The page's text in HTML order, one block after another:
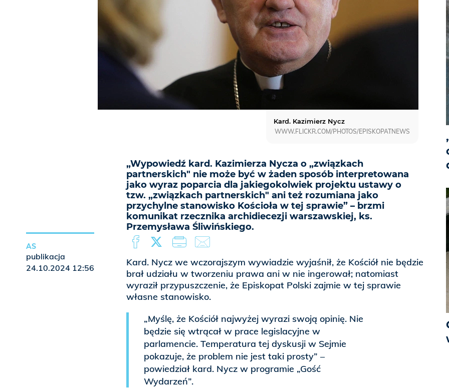
„Wypowiedź kard. Kazimierza Nycza o „związkach
partnerskich" nie może być w żaden sposób interpretowana
jako wyraz poparcia dla jakiegokolwiek projektu ustawy o
tzw. „związkach partnerskich" ani też rozumiana jako
przychylne stanowisko Kościoła w tej sprawie” – brzmi
komunikat rzecznika archidiecezji warszawskiej, ks.
Przemysława Śliwińskiego.
Kard. Kazimierz Nycz
WWW.FLICKR.COM/PHOTOS/EPISKOPATNEWS
Kard. Nycz we wczorajszym wywiadzie wyjaśnił, że Kościół nie będzie
brał udziału w tworzeniu prawa ani w nie ingerował; natomiast
wyraził przypuszczenie, że Episkopat Polski zajmie w tej sprawie
własne stanowisko.
„Myślę, że Kościół najwyżej wyrazi swoją opinię. Nie
będzie się wtrącał w prace legislacyjne w
parlamencie. Temperatura tej dyskusji w Sejmie
pokazuje, że problem nie jest taki prosty” –
powiedział kard. Nycz w programie „Gość
Wydarzeń”.
AS
publikacja
24.10.2024 12:56